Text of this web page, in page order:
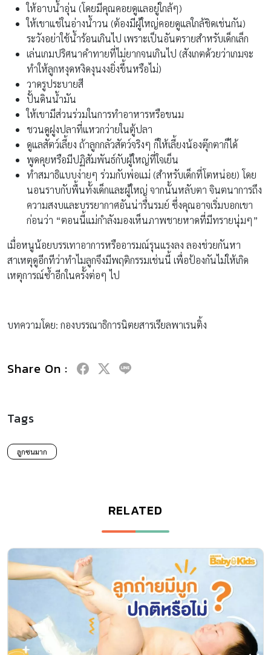
ให้อาบน้ำอุ่น (โดยมีคุณคอยดูแลอยู่ใกล้ๆ)
ให้เขาแช่ในอ่างน้ำวน (ต้องมีผู้ใหญ่คอยดูแลใกล้ชิดเช่นกัน)
ระวังอย่าใช้น้ำร้อนเกินไป เพราะเป็นอันตรายสำหรับเด็กเล็ก
เล่นเกมปริศนาคำทายที่ไม่ยากจนเกินไป (สังเกตด้วยว่าเกมจะ
ทำให้ลูกหงุดหงิดงุนงงยิ่งขึ้นหรือไม่)
วาดรูประบายสี
ปั้นดินน้ำมัน
ให้เขามีส่วนร่วมในการทำอาหารหรือขนม
ชวนดูฝูงปลาที่แหวกว่ายในตู้ปลา
ดูแลสัตว์เลี้ยง ถ้าลูกกลัวสัตว์จริงๆ ก็ให้เลี้ยงน้องตุ๊กตาก็ได้
พูดคุยหรือมีปฏิสัมพันธ์กับผู้ใหญ่ที่ใจเย็น
ทำสมาธิแบบง่ายๆ ร่วมกับพ่อแม่ (สำหรับเด็กที่โตหน่อย) โดย
นอนราบกับพื้นทั้งเด็กและผู้ใหญ่ จากนั้นหลับตา จินตนาการถึง
ความสงบและบรรยากาศอันน่ารื่นรมย์ ซึ่งคุณอาจเริ่มบอกเขา
ก่อนว่า “ตอนนี้แม่กำลังมองเห็นภาพชายหาดที่มีทรายนุ่มๆ”
เมื่อหนูน้อยบรรเทาอาการหรืออารมณ์รุนแรงลง ลองช่วยกันหา
สาเหตุดูอีกทีว่าทำไมลูกจึงมีพฤติกรรมเช่นนี้ เพื่อป้องกันไม่ให้เกิด
เหตุการณ์ซ้ำอีกในครั้งต่อๆ ไป
บทความโดย: กองบรรณาธิการนิตยสารเรียลพาเรนติ้ง
Share On :
Tags
ลูกซนมาก
RELATED